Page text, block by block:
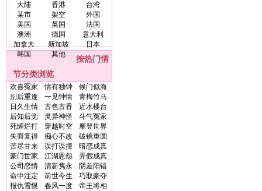
大陆 香港
台湾
某市
架空
外国
美国
英国
法国
澳洲
德国
意大利
加拿大
新加坡
日本
韩国
其他
按热门情
节分类浏览
欢喜冤家 情有独钟
候门似海
别后重逢
一见钟情
青梅竹马
日久生情
古色古香
近水楼台
后知后觉
灵异神怪
斗气冤家
死缠烂打
穿越时空
摩登世界
失而复得
痴心不改
破镜重圆
苦尽甘来
误打误撞
暗恋成真
豪门世家
江湖恩怨
弄假成真
公司恋情
清新隽永
阴差阳错
命中注定
前世今生
巧取豪夺
报仇雪恨
春风一度
帝王将相